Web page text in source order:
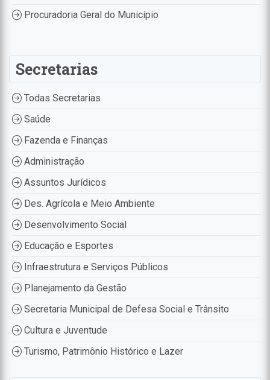
Procuradoria Geral do Município
Secretarias
Todas Secretarias
Saúde
Fazenda e Finanças
Administração
Assuntos Jurídicos
Des. Agrícola e Meio Ambiente
Desenvolvimento Social
Educação e Esportes
Infraestrutura e Serviços Públicos
Planejamento da Gestão
Secretaria Municipal de Defesa Social e Trânsito
Cultura e Juventude
Turismo, Patrimônio Histórico e Lazer